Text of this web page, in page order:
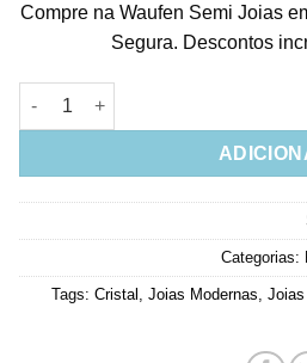
Compre na Waufen Semi Joias
Segura. Descontos
Piercing Folheado A Ouro Com
Categorias:
Tags: Cristal Joias Modernas Joias